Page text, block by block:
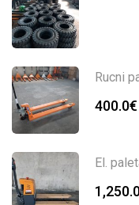
Rucni
400.0
El.